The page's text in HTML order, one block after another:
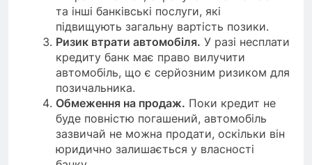
та інші банківські послуги, які
підвищують загальну вартість позики.
Ризик втрати автомобіля. У разі несплати
кредиту банк має право вилучити
автомобіль, що є серйозним ризиком для
позичальника.
Обмеження на продаж. Поки кредит не
буде повністю погашений, автомобіль
зазвичай не можна продати, оскільки він
юридично залишається у власності